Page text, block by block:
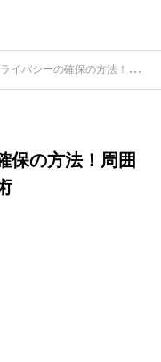
確保の方法！周囲の視線を気にせずくつろぐ術
保の方法！周囲